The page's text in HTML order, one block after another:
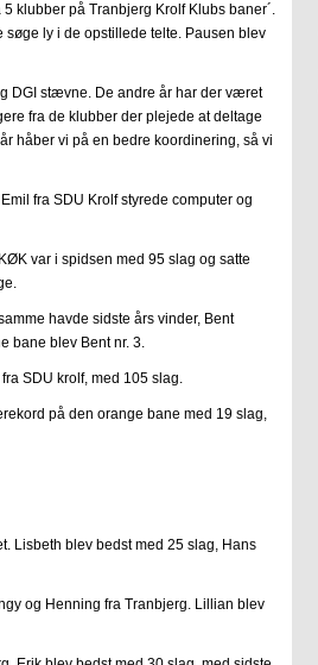
klubber på Tranbjerg Krolf Klubs baner´.
ly i de opstillede telte. Pausen blev
DGI stævne. De andre år har der været
fra de klubber der plejede at deltage
håber vi på en bedre koordinering, så vi
fra SDU Krolf styrede computer og
var i spidsen med 95 slag og satte
havde sidste års vinder, Bent
bane blev Bent nr. 3.
SDU krolf, med 105 slag.
på den orange bane med 19 slag,
Lisbeth blev bedst med 25 slag, Hans
og Henning fra Tranbjerg. Lillian blev